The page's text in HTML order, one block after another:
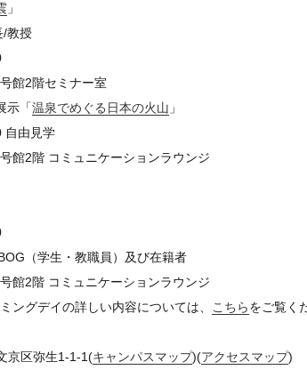
」
/教授
館2階セミナー室
示「温泉でめぐる日本の火山 」
自由見学
館2階 コミュニケーションラウンジ
（学生・教職員）及び在籍者
館2階 コミュニケーションラウンジ
ングデイの詳しい内容については、
こちらをご覧く
京区弥生1-1-1(キャンパスマップ)(アクセスマップ)